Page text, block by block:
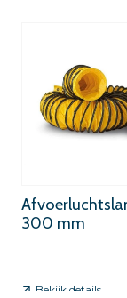
300 mm
Bekijk details